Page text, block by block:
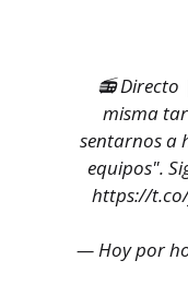
📻 Directo
misma
sentarnos a
equipos".
https://
— Hoy por